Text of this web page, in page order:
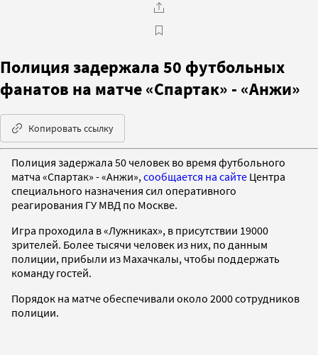
Полиция задержала 50 футбольных
фанатов на матче «Спартак» - «Анжи»
Копировать ссылку
Полиция задержала 50 человек во время футбольного
матча «Спартак» - «Анжи», сообщается на сайте Центра
специального назначения сил оперативного
реагирования ГУ МВД по Москве.
Игра проходила в «Лужниках», в присутствии 19000
зрителей. Более тысячи человек из них, по данным
полиции, прибыли из Махачкалы, чтобы поддержать
команду гостей.
Порядок на матче обеспечивали около 2000 сотрудников
полиции.